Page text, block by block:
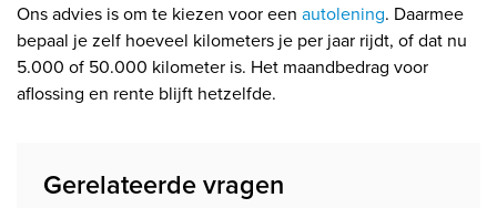
Ons advies is om te kiezen voor een autolening. Daarmee
bepaal je zelf hoeveel kilometers je per jaar rijdt, of dat nu
5.000 of 50.000 kilometer is. Het maandbedrag voor
aflossing en rente blijft hetzelfde.
Gerelateerde vragen